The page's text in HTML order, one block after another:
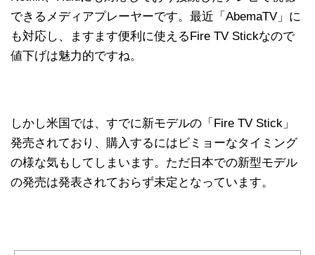
できるメディアプレーヤーです。最近「AbemaTV」に
も対応し、ますます便利に使えるFire TV Stickなので
値下げは魅力的ですね。
しかし米国では、すでに新モデルの「Fire TV Stick」
発売されており、購入するにはビミョーなタイミング
の様な気もしてしまいます。ただ日本での新型モデル
の発売は発表されておらず未定となっています。